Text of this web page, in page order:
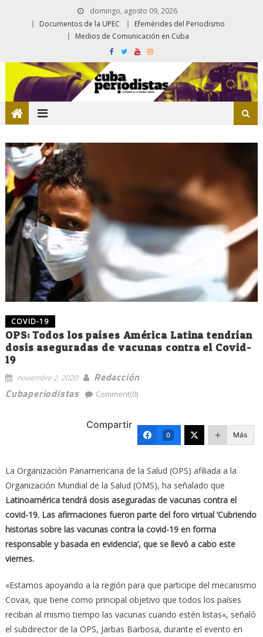
domingo, agosto 09, 2026
Documentos de la UPEC
Efemérides del Periodismo
Medios de Comunicación en Cuba
COVID-19
OPS: Todos los países América Latina tendrían
dosis aseguradas de vacunas contra el Covid-
19
noviembre 2, 2020
Redacción
Cubaperiodistas
Comment(0)
Compartir
0 Más
La Organización Panamericana de la Salud (OPS) afiliada a la
Organización Mundial de la Salud (OMS), ha señalado que
Latinoamérica tendrá dosis aseguradas de vacunas contra el
covid-19. Las afirmaciones fueron parte del foro virtual ‘Cubriendo
historias sobre las vacunas contra la covid-19 en forma
responsable y basada en evidencia’, que se llevó a cabo este
viernes.
«Estamos apoyando a la región para que participe del mecanismo
Covax, que tiene como principal objetivo que todos los países
reciban al mismo tiempo las vacunas cuando estén listas«, señaló
el subdirector de la OPS, Jarbas Barbosa, durante el evento en